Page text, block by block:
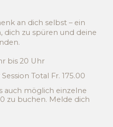
an dich selbst – ein
dich zu spüren und deine
bis 20 Uhr
Total Fr. 175.00
auch möglich einzelne
zu buchen. Melde dich